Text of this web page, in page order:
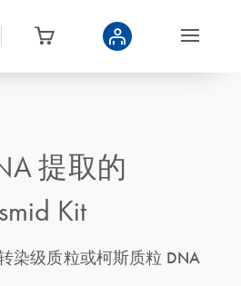
提取的
Kit
染级质粒或柯斯质粒 DNA